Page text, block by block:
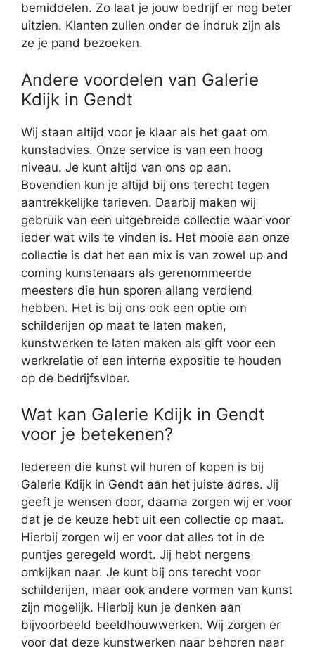
bemiddelen. Zo laat je jouw bedrijf er nog beter
uitzien. Klanten zullen onder de indruk zijn als
ze je pand bezoeken.
Andere voordelen van Galerie
Kdijk in Gendt
Wij staan altijd voor je klaar als het gaat om
kunstadvies. Onze service is van een hoog
niveau. Je kunt altijd van ons op aan.
Bovendien kun je altijd bij ons terecht tegen
aantrekkelijke tarieven. Daarbij maken wij
gebruik van een uitgebreide collectie waar voor
ieder wat wils te vinden is. Het mooie aan onze
collectie is dat het een mix is van zowel up and
coming kunstenaars als gerenommeerde
meesters die hun sporen allang verdiend
hebben. Het is bij ons ook een optie om
schilderijen op maat te laten maken,
kunstwerken te laten maken als gift voor een
werkrelatie of een interne expositie te houden
op de bedrijfsvloer.
Wat kan Galerie Kdijk in Gendt
voor je betekenen?
Iedereen die kunst wil huren of kopen is bij
Galerie Kdijk in Gendt aan het juiste adres. Jij
geeft je wensen door, daarna zorgen wij er voor
dat je de keuze hebt uit een collectie op maat.
Hierbij zorgen wij er voor dat alles tot in de
puntjes geregeld wordt. Jij hebt nergens
omkijken naar. Je kunt bij ons terecht voor
schilderijen, maar ook andere vormen van kunst
zijn mogelijk. Hierbij kun je denken aan
bijvoorbeeld beeldhouwwerken. Wij zorgen er
voor dat deze kunstwerken naar behoren naar